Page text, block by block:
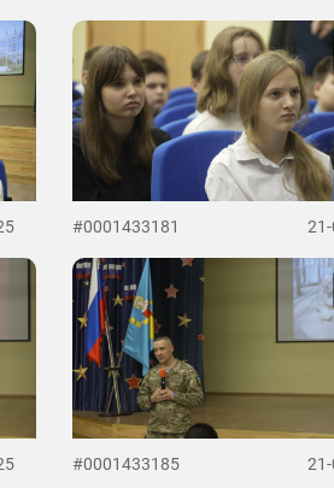
#0001433181
#0001433185